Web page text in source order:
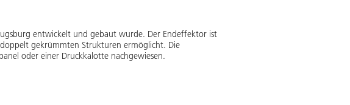
entwickelt und gebaut wurde. Der Endeffektor ist
gekrümmten Strukturen ermöglicht. Die
oder einer Druckkalotte nachgewiesen.